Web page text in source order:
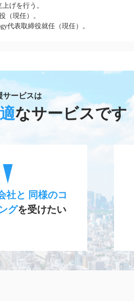
げを行う。
（現任）。
代表取締役就任（現任）。
サービスは
なサービスです
社と 同様のコ
グを受けたい